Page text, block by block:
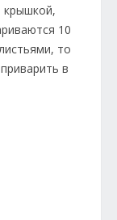
крышкой,
10
то
в